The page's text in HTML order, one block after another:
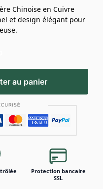
Chinoise en Cuivre
et design élégant pour
au panier
Protection bancaire
SSL